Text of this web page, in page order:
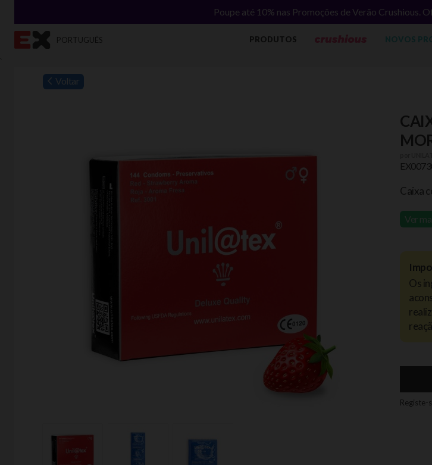
`
Poupe até 10% nas Promoções de Verão Crushious.
PORTUGUÊS PRODUTOS NOVOS
Voltar
Caixa
Ver
Os
Registe-